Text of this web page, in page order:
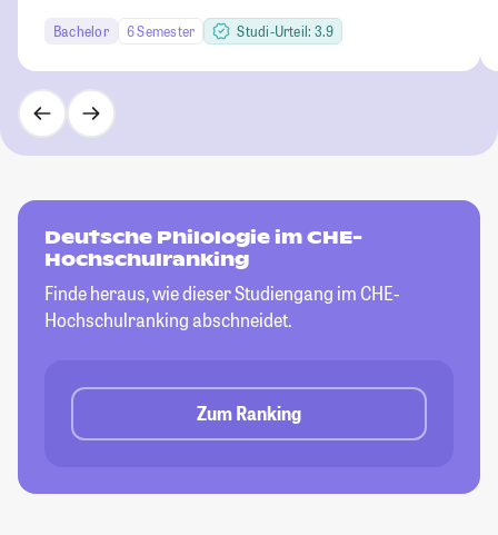
Bachelor 6 Semester Studi-Urteil: 3.9
Deutsche Philologie im CHE-
Hochschulranking
Finde heraus, wie dieser Studiengang im CHE-
Hochschulranking abschneidet.
Zum Ranking